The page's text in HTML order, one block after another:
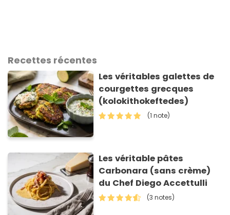
Recettes récentes
Les véritables galettes de
courgettes grecques
(kolokithokeftedes)
(1 note)
Les véritable pâtes
Carbonara (sans crème)
du Chef Diego Accettulli
(3 notes)